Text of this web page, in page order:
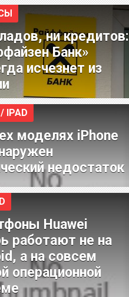
ни кредитов:
Банк»
исчезнет из
IPAD
моделях iPhone
недостаток
Huawei
работают не на
а на совсем
операционной